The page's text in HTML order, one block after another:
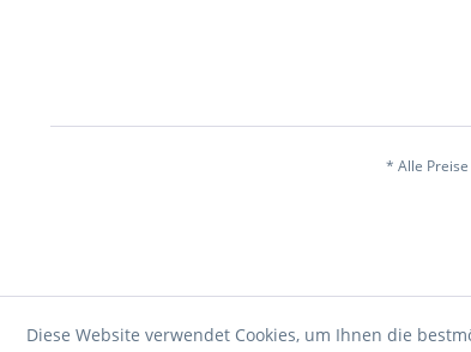
* Alle
Diese Website verwendet Cookies, um Ihnen die